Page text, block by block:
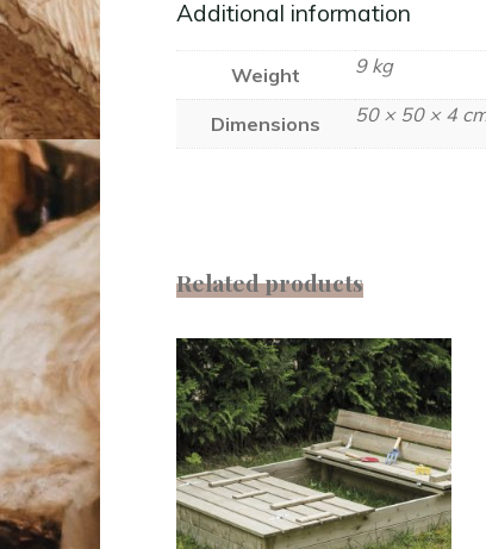
Additional information
Weight 9 kg
Dimensions 50 × 50 × 4
Related products